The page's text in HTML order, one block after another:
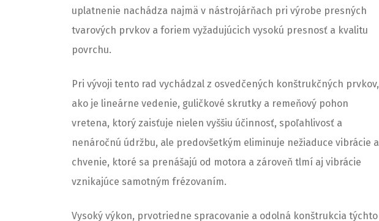
uplatnenie nachádza najmä v nástrojárňach pri výrobe presných
tvarových prvkov a foriem vyžadujúcich vysokú presnosť a kvalitu
povrchu.
Pri vývoji tento rad vychádzal z osvedčených konštrukčných prvkov,
ako je lineárne vedenie, guličkové skrutky a remeňový pohon
vretena, ktorý zaisťuje nielen vyššiu účinnosť, spoľahlivosť a
nenáročnú údržbu, ale predovšetkým eliminuje nežiaduce vibrácie a
chvenie, ktoré sa prenášajú od motora a zároveň tlmí aj vibrácie
vznikajúce samotným frézovaním.
Vysoký výkon, prvotriedne spracovanie a odolná konštrukcia týchto